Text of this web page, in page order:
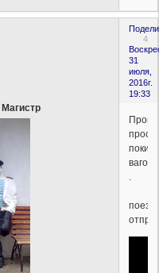
4
31
июля,
2016г.
19:33
.
поезд